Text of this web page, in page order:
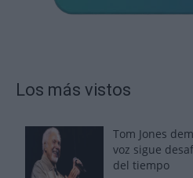
Los más vistos
Tom Jones
voz sigue
del tiempo